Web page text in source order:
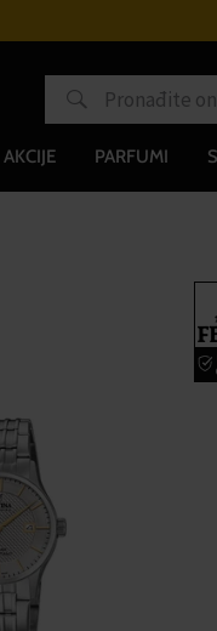
AKCIJE PARFUMI